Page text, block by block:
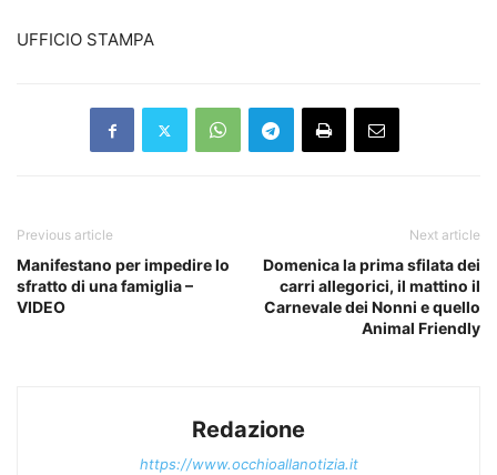
UFFICIO STAMPA
Previous article
Manifestano per impedire lo
sfratto di una famiglia –
VIDEO
Next article
Domenica la prima sfilata dei
carri allegorici, il mattino il
Carnevale dei Nonni e quello
Animal Friendly
Redazione
https://www.occhioallanotizia.it